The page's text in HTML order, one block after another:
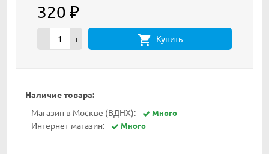
320 ₽
- + Купить
Наличие товара:
Магазин в Москве (ВДНХ):
Много
Интернет-магазин: Много